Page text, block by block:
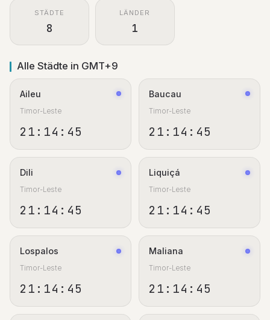
STÄDTE
8
LÄNDER
1
Alle Städte in GMT+9
Aileu
Timor-Leste
21:14:46
Baucau
Timor-Leste
21:14:46
Dili
Timor-Leste
21:14:46
Liquiçá
Timor-Leste
21:14:46
Lospalos
Timor-Leste
21:14:46
Maliana
Timor-Leste
21:14:46